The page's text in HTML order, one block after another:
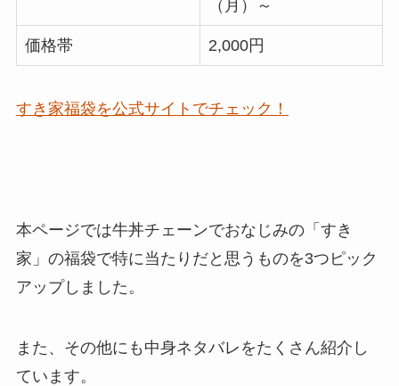
（月）～
価格帯 2,000円
すき家福袋を公式サイトでチェック！
本ページでは牛丼チェーンでおなじみの「すき
家」の福袋で特に当たりだと思うものを3つピック
アップしました。
また、その他にも 中身ネタバレをたくさん紹介 し
ています。